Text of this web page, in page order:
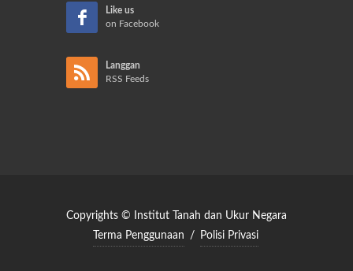
Like us
on Facebook
Langgan
RSS Feeds
Copyrights © Institut Tanah dan Ukur Negara
Terma Penggunaan
/ Polisi Privasi